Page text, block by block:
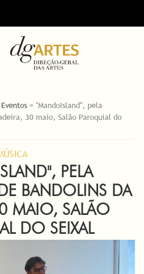
» "MandoIsland", pela
30 maio, Salão Paroquial do
PELA
BANDOLINS DA
MAIO, SALÃO
DO SEIXAL